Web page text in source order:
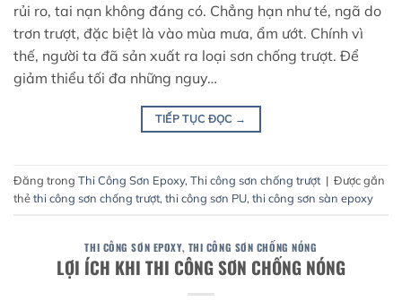
rủi ro, tai nạn không đáng có. Chẳng hạn như té, ngã do
trơn trượt, đặc biệt là vào mùa mưa, ẩm ướt. Chính vì
thế, người ta đã sản xuất ra loại sơn chống trượt. Để
giảm thiểu tối đa những nguy…
TIẾP TỤC ĐỌC →
Đăng trong Thi Công Sơn Epoxy, Thi công sơn chống trượt | Được gắn
thẻthi công sơn chống trượt, thi công sơn PU, thi công sơn sàn epoxy
THI CÔNG SƠN EPOXY, THI CÔNG SƠN CHỐNG NÓNG
LỢI ÍCH KHI THI CÔNG SƠN CHỐNG NÓNG